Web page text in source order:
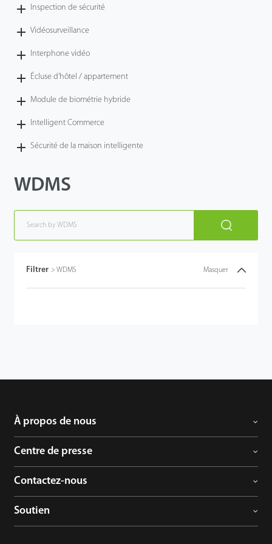
Inspection de sécurité
Vidéosurveillance
Interphone vidéo
Écluse d’hôtel / appartement
Module de biométrie hybride
Intelligent Commerce
Sécurité de la maison intelligente
WDMS
Filtrer > WDMS Masquer
À propos de nous
Centre de presse
Contactez-nous
Soutien